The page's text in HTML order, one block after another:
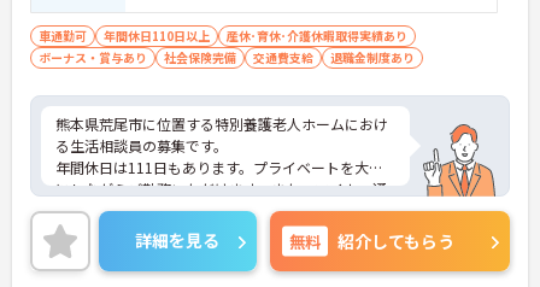
れば尚可
車通勤可 年間休日110日以上
産休･育休･介護休暇取得実績あり
ボーナス・賞与あり
社会保険完備 交通費支給 退職金制度あり
熊本県荒尾市に位置する特別養護老人ホームにおけ
る生活相談員の募集です。
年間休日は111日もあります。プライベートを大切
にしながらご勤務いただけます。また、マイカー通
勤が可能です。通勤が苦になりません。
ご興味のある方には、面接対策ポイントなど、さら
に詳細をご案内しますのでお気軽にご相談くださ
い！
詳細を見る 無料 紹介してもらう